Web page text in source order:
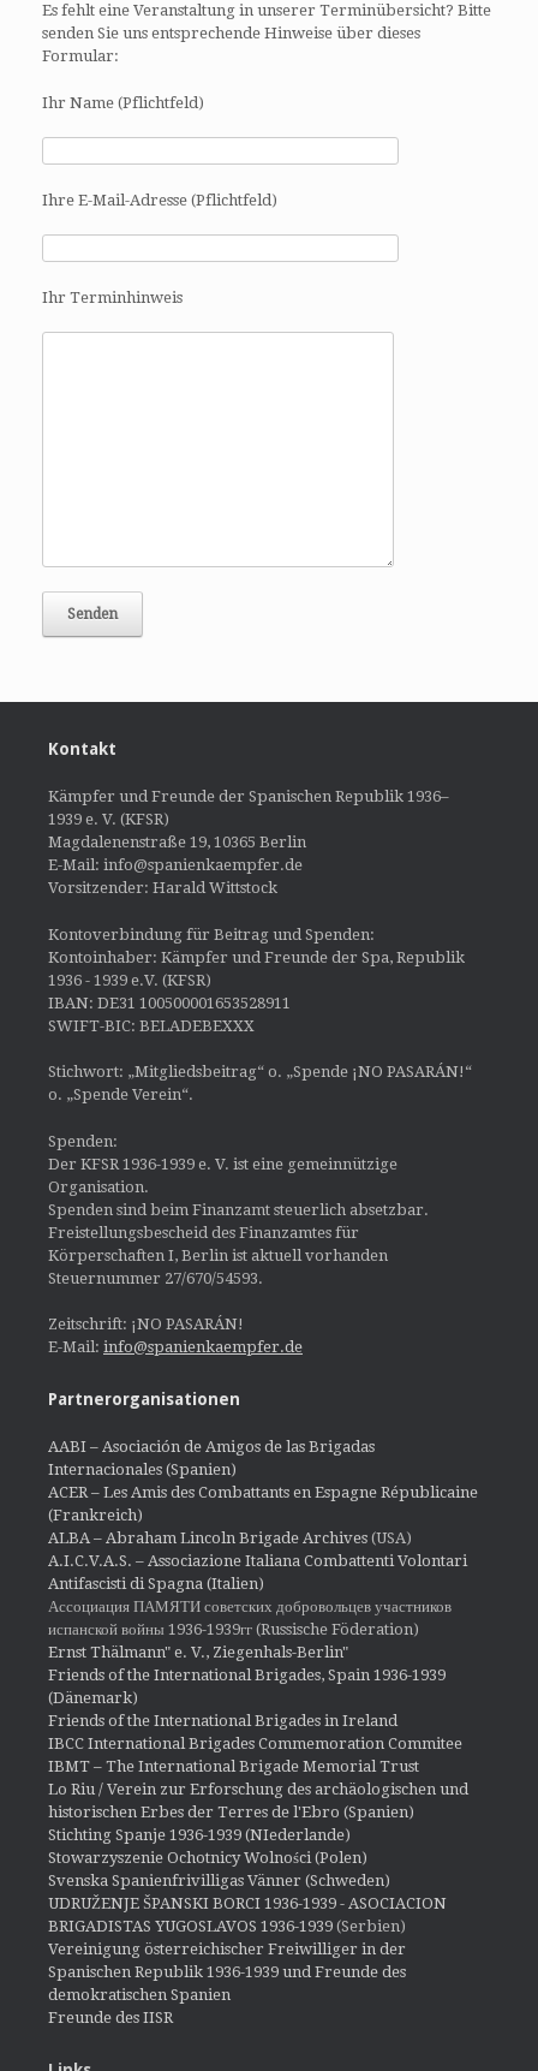
Es fehlt eine Veranstaltung in unserer Terminübersicht? Bitte
senden Sie uns entsprechende Hinweise über dieses
Formular:
Ihr Name (Pflichtfeld)
Ihre E-Mail-Adresse (Pflichtfeld)
Ihr Terminhinweis
Kontakt
Kämpfer und Freunde der Spanischen Republik 1936–
1939 e. V. (KFSR)
Magdalenenstraße 19, 10365 Berlin
E-Mail: info@spanienkaempfer.de
Vorsitzender: Harald Wittstock
Kontoverbindung für Beitrag und Spenden:
Kontoinhaber: Kämpfer und Freunde der Spa, Republik
1936 - 1939 e.V. (KFSR)
IBAN: DE31 100500001653528911
SWIFT-BIC: BELADEBEXXX
Stichwort: „Mitgliedsbeitrag“ o. „Spende ¡NO PASARÁN!“
o. „Spende Verein“.
Spenden:
Der KFSR 1936-1939 e. V. ist eine gemeinnützige
Organisation.
Spenden sind beim Finanzamt steuerlich absetzbar.
Freistellungsbescheid des Finanzamtes für
Körperschaften I, Berlin ist aktuell vorhanden
Steuernummer 27/670/54593.
Zeitschrift: ¡NO PASARÁN!
E-Mail: info@spanienkaempfer.de
Partnerorganisationen
AABI – Asociación de Amigos de las Brigadas
Internacionales (Spanien)
ACER – Les Amis des Combattants en Espagne Républicaine
(Frankreich)
ALBA – Abraham Lincoln Brigade Archives (USA)
A.I.C.V.A.S. – Associazione Italiana Combattenti Volontari
Antifascisti di Spagna (Italien)
Ассоциация ПАМЯТИ советских добровольцев участников
испанской войны 1936-1939гг (Russische Föderation)
Ernst Thälmann" e. V., Ziegenhals-Berlin"
Friends of the International Brigades, Spain 1936-1939
(Dänemark)
Friends of the International Brigades in Ireland
IBCC International Brigades Commemoration Commitee
IBMT – The International Brigade Memorial Trust
Lo Riu / Verein zur Erforschung des archäologischen und
historischen Erbes der Terres de l'Ebro (Spanien)
Stichting Spanje 1936-1939 (NIederlande)
Stowarzyszenie Ochotnicy Wolności (Polen)
Svenska Spanienfrivilligas Vänner (Schweden)
UDRUŽENJE ŠPANSKI BORCI 1936-1939 - ASOCIACION
BRIGADISTAS YUGOSLAVOS 1936-1939 (Serbien)
Vereinigung österreichischer Freiwilliger in der
Spanischen Republik 1936-1939 und Freunde des
demokratischen Spanien
Freunde des IISR